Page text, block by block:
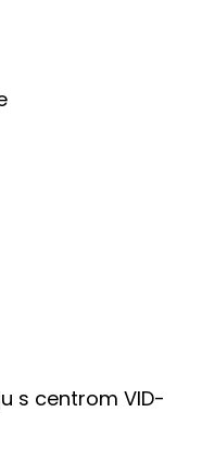
s centrom VID-